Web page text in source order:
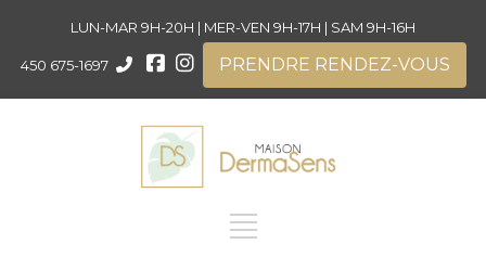
LUN-MAR 9H-20H | MER-VEN 9H-17H | SAM 9H-16H
450 675-1697 PRENDRE RENDEZ-VOUS